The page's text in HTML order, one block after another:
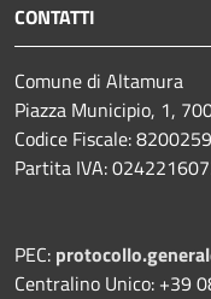
CONTATTI
Comune di Altamura
Piazza Municipio, 1,
Codice Fiscale:
Partita IVA:
PEC:
Centralino Unico: +39